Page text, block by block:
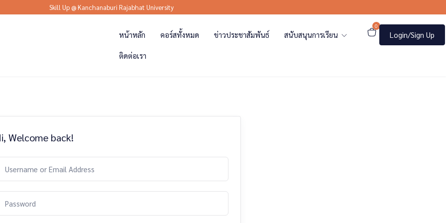
Skill Up @ Kanchanaburi Rajabhat University
หน้าหลัก คอร์สทั้งหมด ข่าวประชาสัมพันธ์ สนับสนุนการเรียน
ติดต่อเรา
0
Login/Sign Up
Welcome back!